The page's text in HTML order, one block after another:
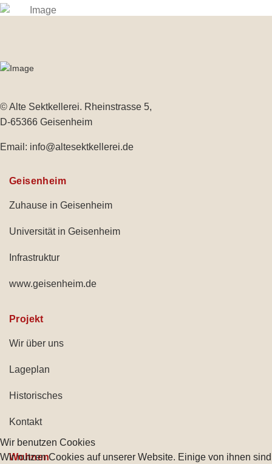
© Alte Sektkellerei. Rheinstrasse 5,
D-65366 Geisenheim
Email: info@altesektkellerei.de
Geisenheim
Zuhause in Geisenheim
Universität in Geisenheim
Infrastruktur
www.geisenheim.de
Projekt
Wir über uns
Lageplan
Historisches
Kontakt
Wohnen
Wir benutzen Cookies
Wir nutzen Cookies auf unserer Website. Einige von ihnen sind